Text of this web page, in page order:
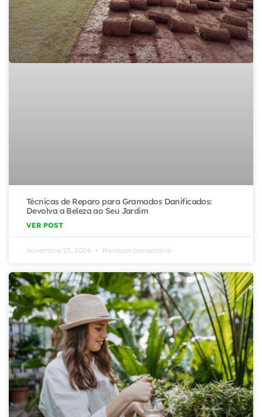
Técnicas de Reparo para Gramados Danificados:
Devolva a Beleza ao Seu Jardim
VER POST
novembro 25, 2024 Nenhum comentário